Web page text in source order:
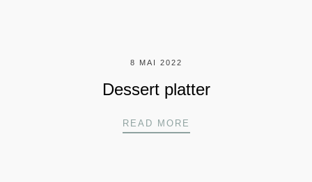
8 MAI 2022
Dessert platter
READ MORE